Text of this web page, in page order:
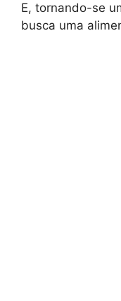
E, tornando-se
busca uma